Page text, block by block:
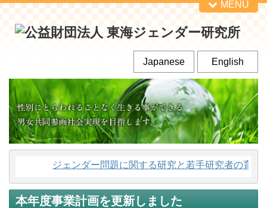
MENU
English
Japanese
ジェンダー問題に関する研究と若手研究者の育成
本年度事業計画を更新しました